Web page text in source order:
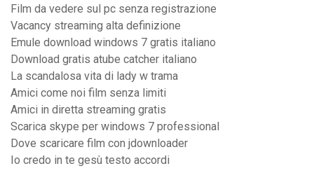
Film da vedere sul pc senza registrazione
Vacancy streaming alta definizione
Emule download windows 7 gratis italiano
Download gratis atube catcher italiano
La scandalosa vita di lady w trama
Amici come noi film senza limiti
Amici in diretta streaming gratis
Scarica skype per windows 7 professional
Dove scaricare film con jdownloader
Io credo in te gesù testo accordi